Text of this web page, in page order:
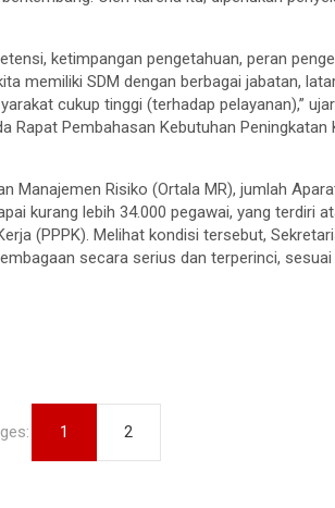
ketimpangan pengetahuan, peran
memiliki SDM dengan berbagai jabatan,
cukup tinggi (terhadap pelayanan),”
Rapat Pembahasan Kebutuhan Peningkatan
Manajemen Risiko (Ortala MR), jumlah
kurang lebih 34.000 pegawai, yang terdiri
(PPPK). Melihat kondisi tersebut,
secara serius dan terperinci,
1 2